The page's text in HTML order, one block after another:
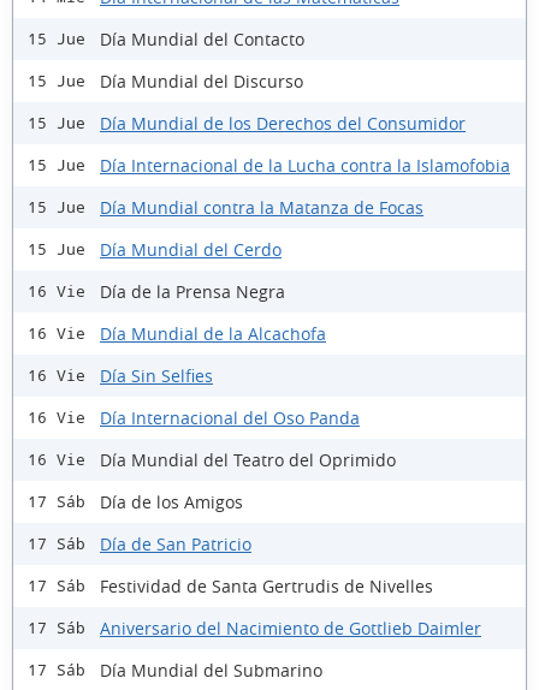
15 Jue Día Mundial del Contacto
15 Jue Día Mundial del Discurso
15 Jue Día Mundial de los Derechos del Consumidor
15 Jue Día Internacional de la Lucha contra la Islamofobia
15 Jue Día Mundial contra la Matanza de Focas
15 Jue Día Mundial del Cerdo
16 Vie Día de la Prensa Negra
16 Vie Día Mundial de la Alcachofa
16 Vie Día Sin Selfies
16 Vie Día Internacional del Oso Panda
16 Vie Día Mundial del Teatro del Oprimido
17 Sáb Día de los Amigos
17 Sáb Día de San Patricio
17 Sáb Festividad de Santa Gertrudis de Nivelles
17 Sáb Aniversario del Nacimiento de Gottlieb Daimler
17 Sáb Día Mundial del Submarino